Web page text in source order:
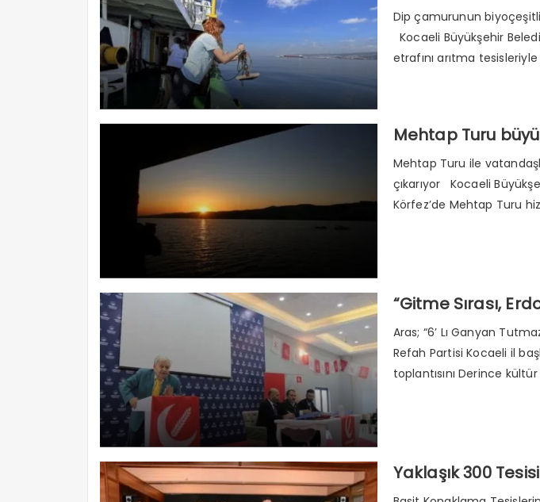
Dip çamurunun
Kocaeli Büyükşehir
etrafını arıtma tesisleriyle
Mehtap Turu
Mehtap Turu ile
çıkarıyor Kocaeli
Körfez’de Mehtap Turu
“Gitme Sırası,
Aras; “6’ Lı Ganyan
Refah Partisi Kocaeli il
toplantısını Derince
Yaklaşık 300